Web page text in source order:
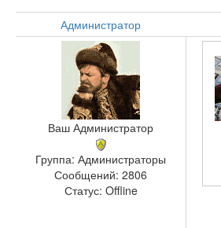
Администратор
Ваш Администратор
Группа: Администраторы
Сообщений: 2806
Статус: Offline